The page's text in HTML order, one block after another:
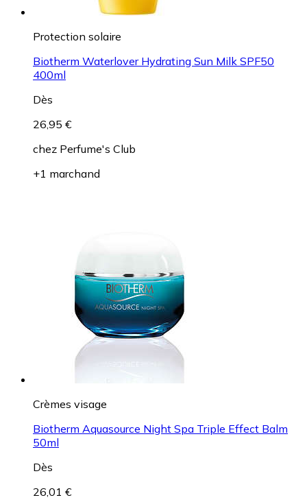
Protection solaire
Biotherm Waterlover Hydrating Sun Milk SPF50
400ml
Dès
26,95 €
chez Perfume's Club
+1 marchand
Crèmes visage
Biotherm Aquasource Night Spa Triple Effect Balm
50ml
Dès
26,01 €